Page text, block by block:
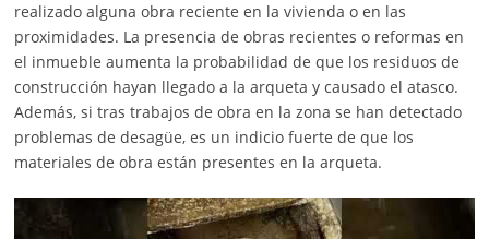
realizado alguna obra reciente en la vivienda o en las
proximidades. La presencia de obras recientes o reformas en
el inmueble aumenta la probabilidad de que los residuos de
construcción hayan llegado a la arqueta y causado el atasco.
Además, si tras trabajos de obra en la zona se han detectado
problemas de desagüe, es un indicio fuerte de que los
materiales de obra están presentes en la arqueta.